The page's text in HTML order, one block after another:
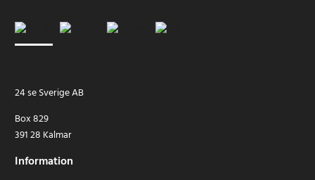
24 se Sverige AB
Box 829
391 28 Kalmar
Information